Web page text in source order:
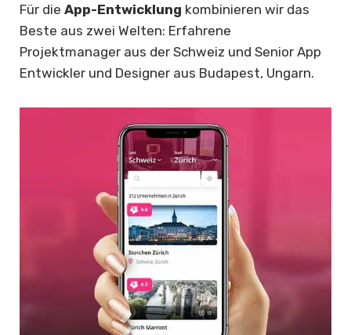
Für die App-Entwicklung kombinieren wir das
Beste aus zwei Welten: Erfahrene
Projektmanager aus der Schweiz und Senior App
Entwickler und Designer aus Budapest, Ungarn.